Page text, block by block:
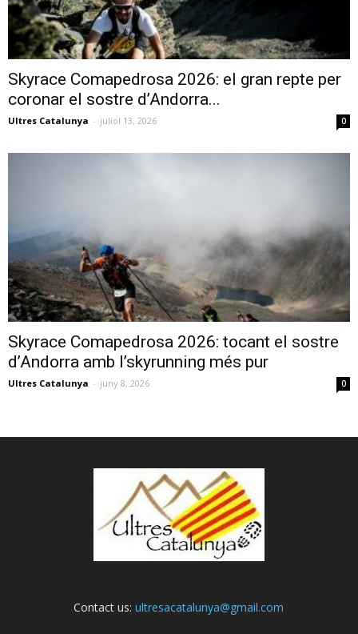
Skyrace Comapedrosa 2026: el gran repte per
coronar el sostre d’Andorra...
Ultres Catalunya - juliol 13, 2026 0
Skyrace Comapedrosa 2026: tocant el sostre
d’Andorra amb l’skyrunning més pur
Ultres Catalunya - juny 8, 2026 0
Contact us:ultresacatalunya@gmail.com